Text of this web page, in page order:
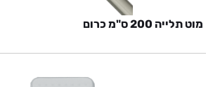
מוט תלייה 200 ס"מ כרום